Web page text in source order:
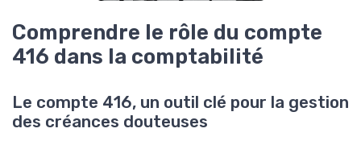
Comprendre le rôle du compte
416 dans la comptabilité
Le compte 416, un outil clé pour la gestion
des créances douteuses